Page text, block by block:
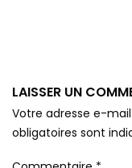
LAISSER UN
Votre adresse e-
obligatoires sont